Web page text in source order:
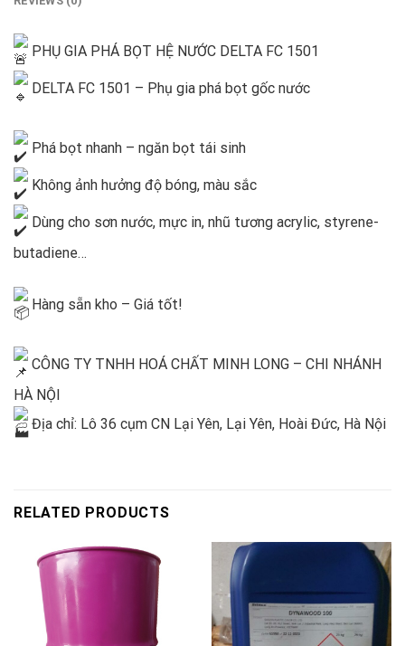
PHỤ GIA PHÁ BỌT HỆ NƯỚC DELTA FC 1501
DELTA FC 1501 – Phụ gia phá bọt gốc nước
Phá bọt nhanh – ngăn bọt tái sinh
Không ảnh hưởng độ bóng, màu sắc
Dùng cho sơn nước, mực in, nhũ tương acrylic, styrene-
butadiene…
Hàng sẵn kho – Giá tốt!
CÔNG TY TNHH HOÁ CHẤT MINH LONG – CHI NHÁNH
HÀ NỘI
Địa chỉ: Lô 36 cụm CN Lại Yên, Lại Yên, Hoài Đức, Hà Nội
RELATED PRODUCTS